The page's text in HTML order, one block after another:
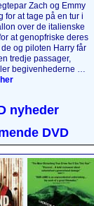
Zach og Emmy
for at tage på en tur i
over de italienske
at genopfriske deres
og piloten Harry får
tredje passager,
begivenhederne sig
de aldrig kunne have
tur, til en
afsløres,
vrede slippes løs.
....
nyheder
DVD